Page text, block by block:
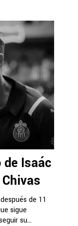
Isaác
de 11
sigue
su...